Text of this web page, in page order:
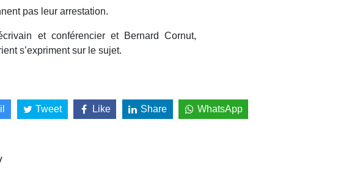
pas leur arrestation.
et conférencier et Bernard Cornut,
s’expriment sur le sujet.
Tweet Like Share WhatsApp